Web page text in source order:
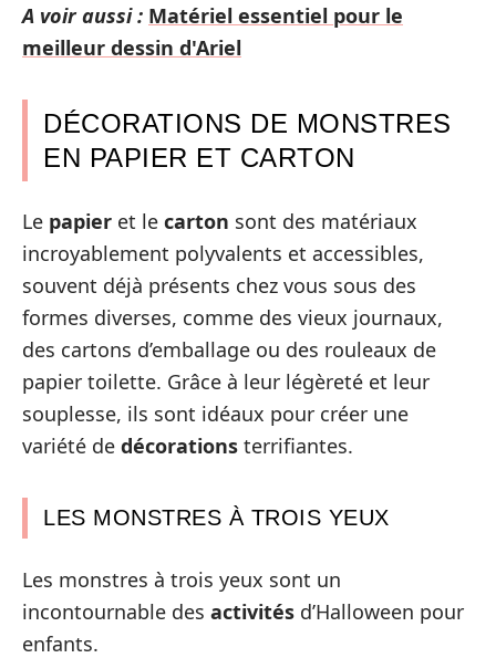
A voir aussi : Matériel essentiel pour le
meilleur dessin d'Ariel
DÉCORATIONS DE MONSTRES
EN PAPIER ET CARTON
Le papier et le carton sont des matériaux
incroyablement polyvalents et accessibles,
souvent déjà présents chez vous sous des
formes diverses, comme des vieux journaux,
des cartons d’emballage ou des rouleaux de
papier toilette. Grâce à leur légèreté et leur
souplesse, ils sont idéaux pour créer une
variété de décorations terrifiantes.
LES MONSTRES À TROIS YEUX
Les monstres à trois yeux sont un
incontournable des activités d’Halloween pour
enfants.